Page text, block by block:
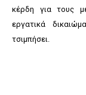
κέρδη για τους
εργατικά
τσιμπήσει.